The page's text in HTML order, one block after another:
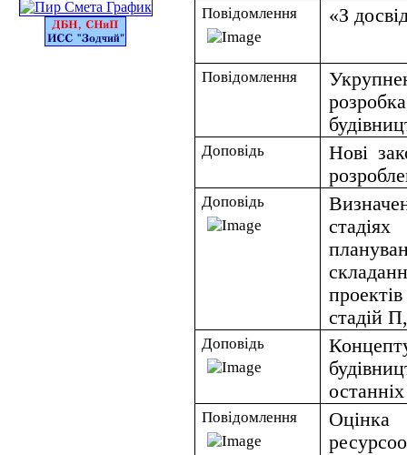
Повідомлення «З
Повідомлення
Доповідь
Нові
Доповідь
стадій
Доповідь
Повідомлення